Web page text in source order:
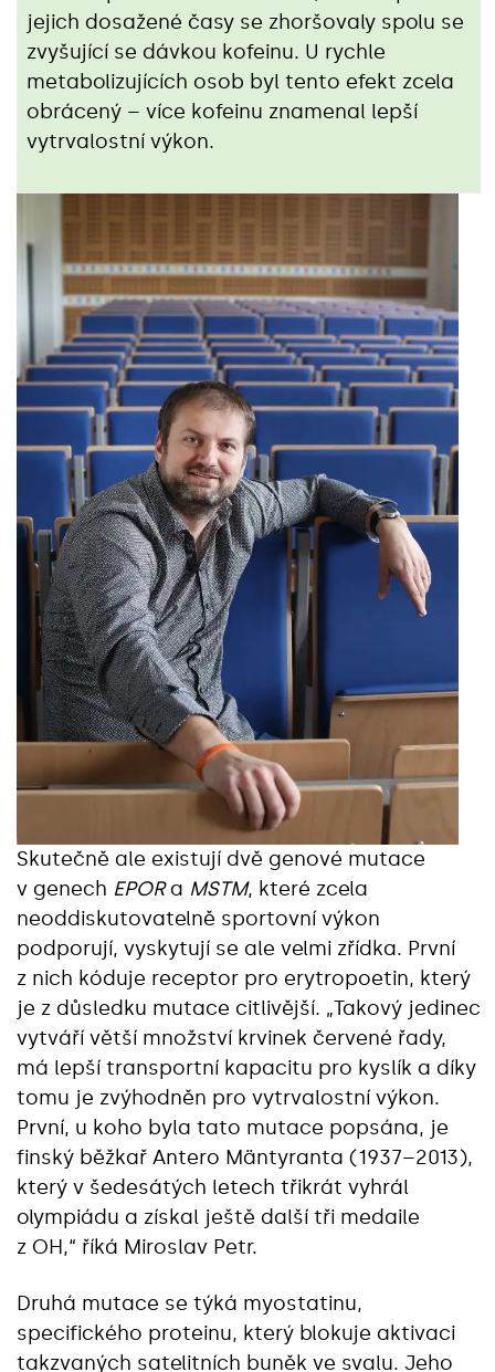
jejich dosažené časy se zhoršovaly spolu se
zvyšující se dávkou kofeinu. U rychle
metabolizujících osob byl tento efekt zcela
obrácený – více kofeinu znamenal lepší
vytrvalostní výkon.
Skutečně ale existují dvě genové mutace
v genech EPORa MSTM, které zcela
neoddiskutovatelně sportovní výkon
podporují, vyskytují se ale velmi zřídka. První
z nich kóduje receptor pro erytropoetin, který
je z důsledku mutace citlivější. „Takový jedinec
vytváří větší množství krvinek červené řady,
má lepší transportní kapacitu pro kyslík a díky
tomu je zvýhodněn pro vytrvalostní výkon.
První, u koho byla tato mutace popsána, je
finský běžkař Antero Mäntyranta (1937–2013),
který v šedesátých letech třikrát vyhrál
olympiádu a získal ještě další tři medaile
z OH,“ říká Miroslav Petr.
Druhá mutace se týká myostatinu,
specifického proteinu, který blokuje aktivaci
takzvaných satelitních buněk ve svalu. Jeho